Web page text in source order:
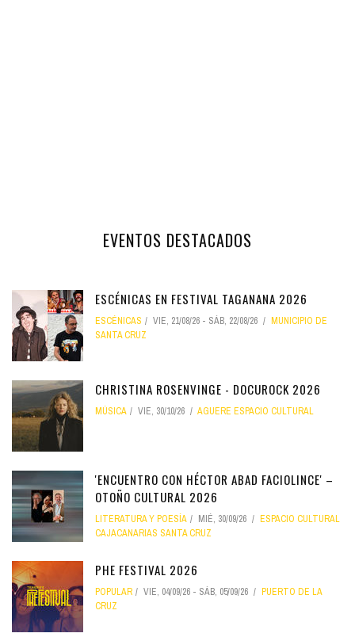
EVENTOS DESTACADOS
ESCÉNICAS EN FESTIVAL TAGANANA 2026
ESCÉNICAS VIE, 21/08/26 - SÁB, 22/08/26
MUNICIPIO DE
SANTA CRUZ
CHRISTINA ROSENVINGE - DOCUROCK 2026
MÚSICA VIE, 30/10/26 AGUERE ESPACIO CULTURAL
'ENCUENTRO CON HÉCTOR ABAD FACIOLINCE' –
OTOÑO CULTURAL 2026
LITERATURA Y POESÍA MIÉ, 30/09/26
ESPACIO CULTURAL
CAJACANARIAS SANTA CRUZ
PHE FESTIVAL 2026
POPULAR VIE, 04/09/26 - SÁB, 05/09/26
PUERTO DE LA
CRUZ